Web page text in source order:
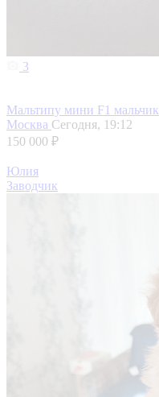
3
Мальтипу мини F1 мальчик
Москва Сегодня, 19:12
150 000 ₽
Юлия
Заводчик